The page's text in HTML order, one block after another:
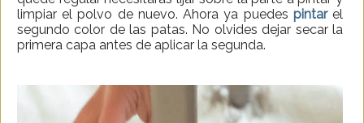
limpiar el polvo de nuevo. Ahora ya puedes pintarel
segundo color de las patas. No olvides dejar secar la
primera capa antes de aplicar la segunda.